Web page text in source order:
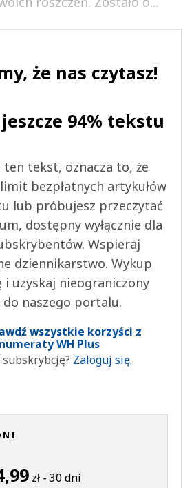
że nas czytasz!
jeszcze 94% tekstu
ten tekst, oznacza to, że
bezpłatnych artykułów
lub próbujesz przeczytać
dostępny wyłącznie dla
Wspieraj
dziennikarstwo. Wykup
i uzyskaj nieograniczony
naszego portalu.
wszystkie korzyści z
WH Plus
subskrybcję? Zaloguj się.
zł - 30 dni